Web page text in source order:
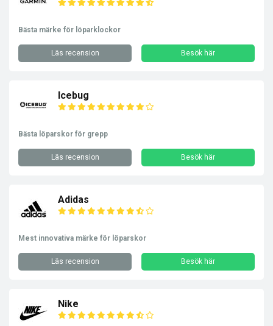
Bästa märke för löparklockor
Läs recension Besök här
Icebug
Bästa löparskor för grepp
Läs recension Besök här
Adidas
Mest innovativa märke för löparskor
Läs recension Besök här
Nike